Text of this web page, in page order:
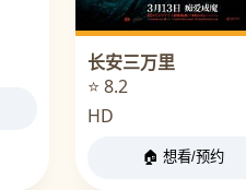
长安三万里
⭐ 8.2
HD
🏠 想看/预约